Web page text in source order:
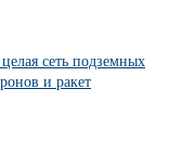
сеть подземных
и ракет